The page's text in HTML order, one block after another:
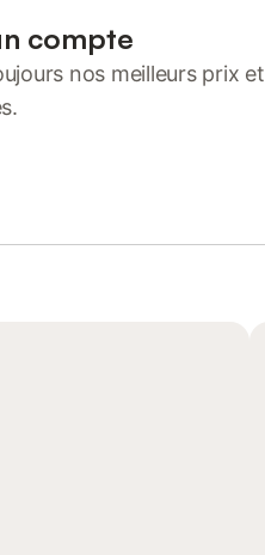
compte
nos meilleurs prix et